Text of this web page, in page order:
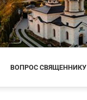
ВОПРОС СВЯЩЕННИКУ